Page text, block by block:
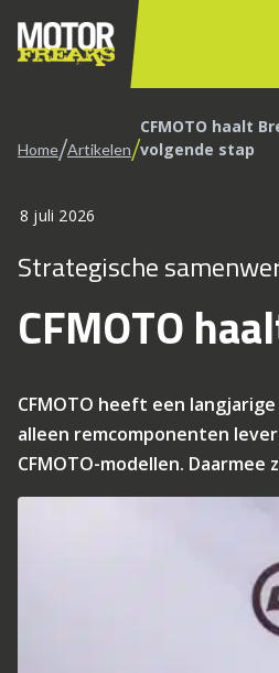
Home/Artikelen/CFMOTO haalt
volgende stap
8 juli 2026
Strategische
CFMOTO
CFMOTO heeft een
alleen remcomponenten
CFMOTO-modellen.